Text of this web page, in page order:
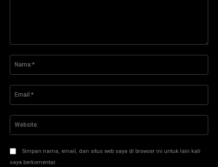
Simpan nama, email, dan situs web saya di browser ini untuk lain kali
saya berkomentar.